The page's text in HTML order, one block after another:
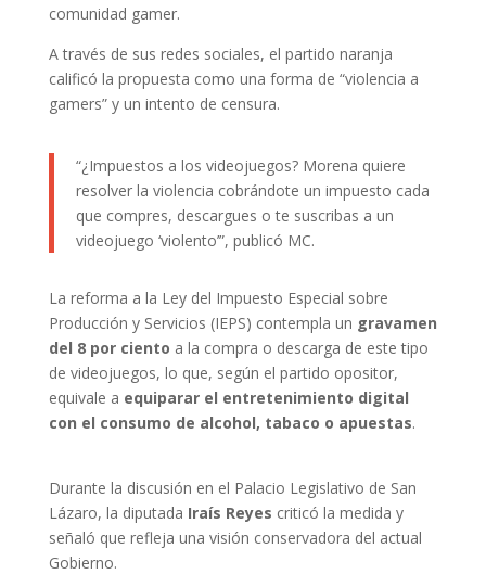
comunidad gamer.
A través de sus redes sociales, el partido naranja
calificó la propuesta como una forma de “violencia a
gamers” y un intento de censura.
“¿Impuestos a los videojuegos? Morena quiere
resolver la violencia cobrándote un impuesto cada
que compres, descargues o te suscribas a un
videojuego ‘violento’”, publicó MC.
La reforma a la Ley del Impuesto Especial sobre
Producción y Servicios (IEPS) contempla un gravamen
del 8 por ciento a la compra o descarga de este tipo
de videojuegos, lo que, según el partido opositor,
equivale a equiparar el entretenimiento digital
con el consumo de alcohol, tabaco o apuestas.
Durante la discusión en el Palacio Legislativo de San
Lázaro, la diputada Iraís Reyes criticó la medida y
señaló que refleja una visión conservadora del actual
Gobierno.